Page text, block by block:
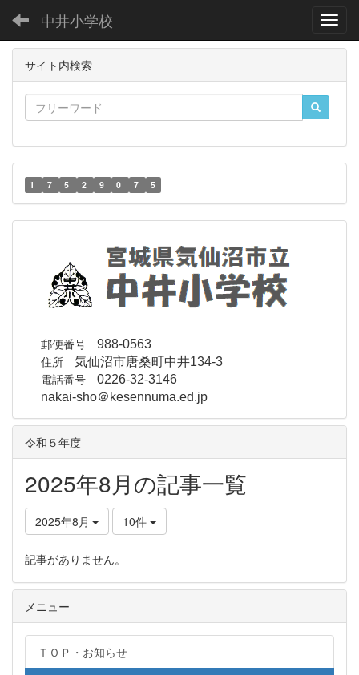
中井小学校
サイト内検索
1 7 5 2 9 0 7 5
郵便番号 988-0563
住所 気仙沼市唐桑町中井134-3
電話番号 0226-32-3146
nakai-sho＠kesennuma.ed.jp
令和５年度
2025年8月の記事一覧
2025年8月 10件
記事がありません。
メニュー
ＴＯＰ・お知らせ